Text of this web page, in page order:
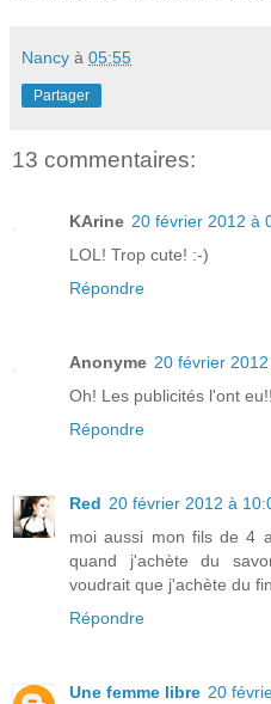
Nancy à 05:55
Partager
13 commentaires:
KArine 20 février 2012 à
LOL! Trop cute! :-)
Répondre
Anonyme 20 février
Oh! Les publicités l'ont
Répondre
Red 20 février 2012 à
moi aussi mon fils de 4
quand j'achète du
voudrait que j'achète du
Répondre
Une femme libre 20